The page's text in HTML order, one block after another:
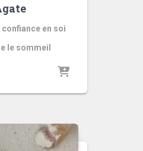
en soi
le sommeil